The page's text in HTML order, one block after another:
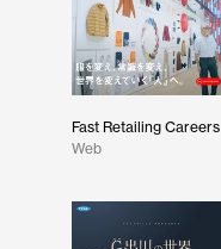
Fast Retailing Careers
Web